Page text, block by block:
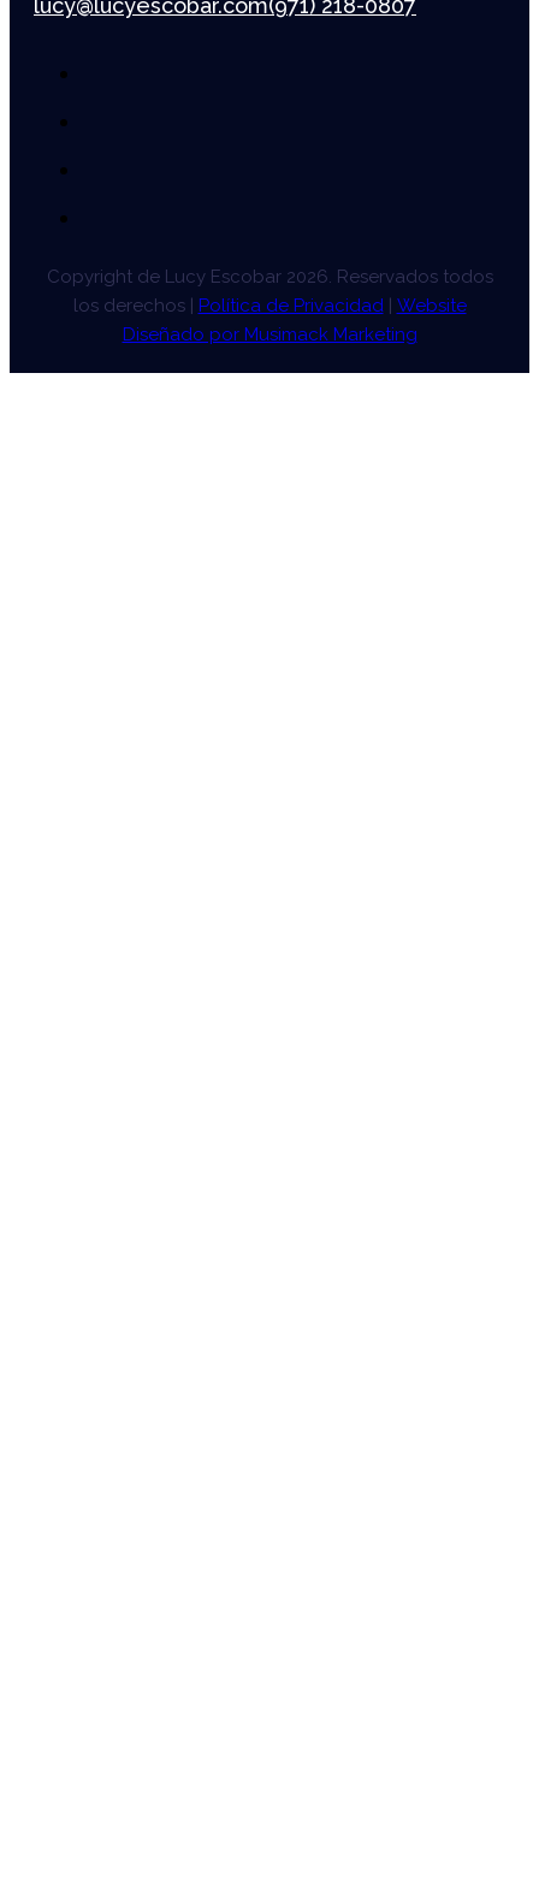
lucy@lucyescobar.com(971) 218-0807
Copyright de Lucy Escobar 2026. Reservados todos
los derechos |
Política de Privacidad| Website
Diseñado por Musimack Marketing